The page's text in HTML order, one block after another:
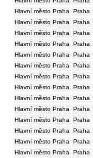
Hlavní město Praha
Praha
Hlavní město Praha
Praha
Hlavní město Praha
Praha
Hlavní město Praha
Praha
Hlavní město Praha
Praha
Hlavní město Praha
Praha
Hlavní město Praha
Praha
Hlavní město Praha
Praha
Hlavní město Praha
Praha
Hlavní město Praha
Praha
Hlavní město Praha
Praha
Hlavní město Praha
Praha
Hlavní město Praha
Praha
Hlavní město Praha
Praha